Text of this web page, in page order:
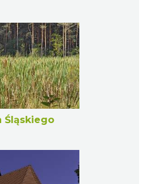
Śląskiego